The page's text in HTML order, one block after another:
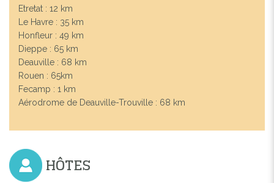
Etretat : 12 km
Le Havre : 35 km
Honfleur : 49 km
Dieppe : 65 km
Deauville : 68 km
Rouen : 65km
Fecamp : 1 km
Aérodrome de Deauville-Trouville : 68 km
HÔTES